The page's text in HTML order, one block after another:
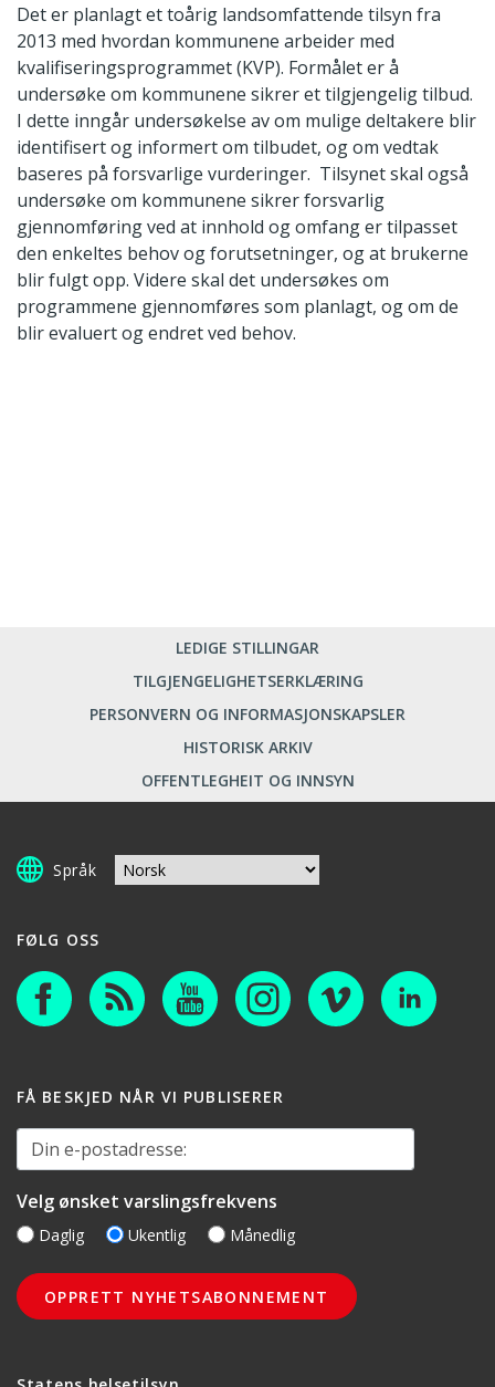
Det er planlagt et toårig landsomfattende tilsyn fra
2013 med hvordan kommunene arbeider med
kvalifiseringsprogrammet (KVP). Formålet er å
undersøke om kommunene sikrer et tilgjengelig tilbud.
I dette inngår undersøkelse av om mulige deltakere blir
identifisert og informert om tilbudet, og om vedtak
baseres på forsvarlige vurderinger. Tilsynet skal også
undersøke om kommunene sikrer forsvarlig
gjennomføring ved at innhold og omfang er tilpasset
den enkeltes behov og forutsetninger, og at brukerne
blir fulgt opp. Videre skal det undersøkes om
programmene gjennomføres som planlagt, og om de
blir evaluert og endret ved behov.
LEDIGE STILLINGAR
TILGJENGELIGHETSERKLÆRING
PERSONVERN OG INFORMASJONSKAPSLER
HISTORISK ARKIV
OFFENTLEGHEIT OG INNSYN
Språk
FØLG OSS
FÅ BESKJED NÅR VI PUBLISERER
Din e-postadresse:
Velg ønsket varslingsfrekvens
Daglig Ukentlig Månedlig